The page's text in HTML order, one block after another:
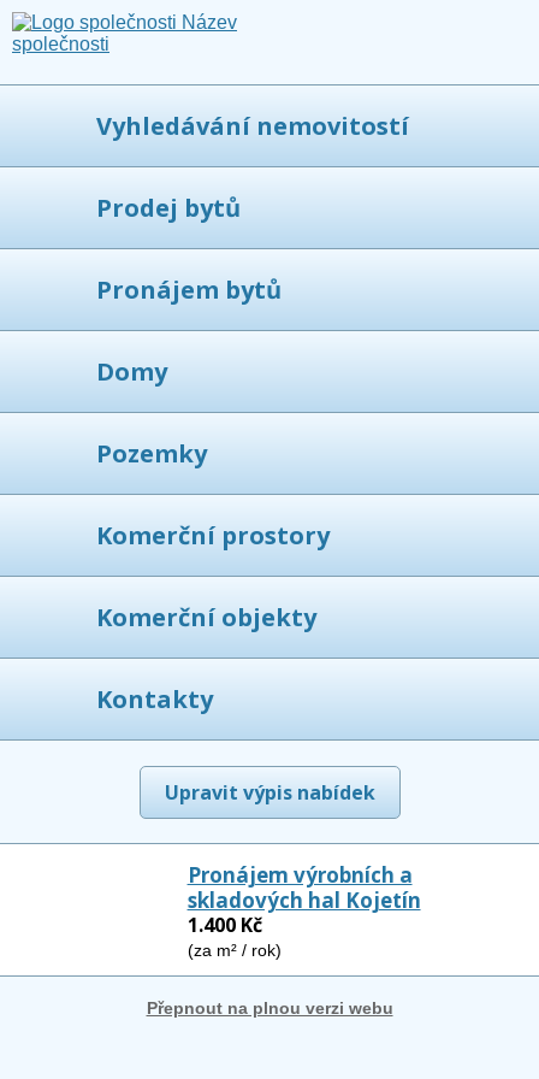
Vyhledávání nemovitostí
Prodej bytů
Pronájem bytů
Domy
Pozemky
Komerční prostory
Komerční objekty
Kontakty
Upravit výpis nabídek
Pronájem výrobních a
skladových hal Kojetín
1.400 Kč
(za m² / rok)
Přepnout na plnou verzi webu